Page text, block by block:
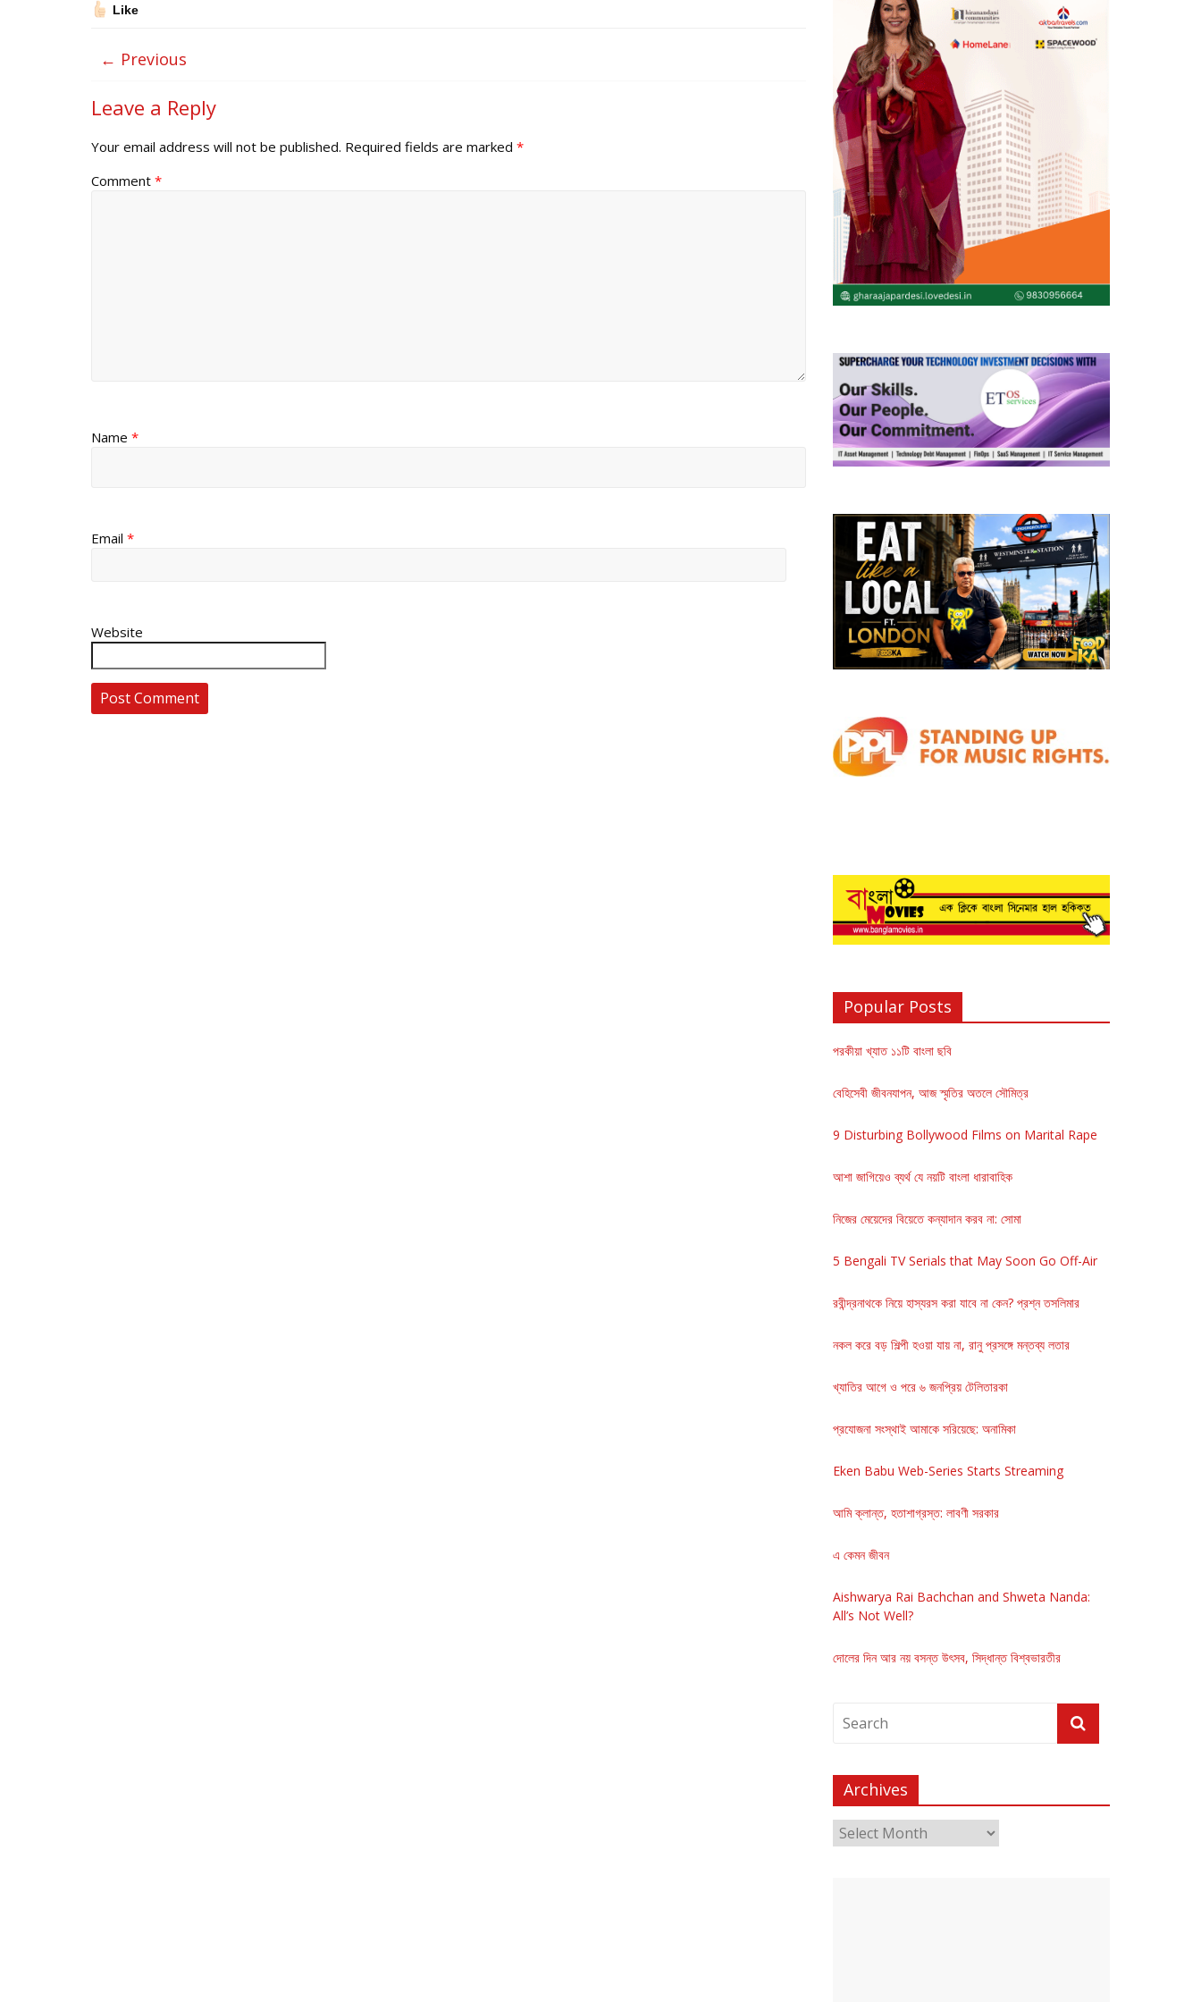
Like
← Previous
Leave a Reply
Your email address will not be published. Required fields are marked *
Comment *
Name *
Email *
Website
Popular Posts
পরকীয়া খ্যাত ১১টি বাংলা ছবি
বেহিসেবী জীবনযাপন, আজ স্মৃতির অতলে সৌমিত্র
9 Disturbing Bollywood Films on Marital Rape
আশা জাগিয়েও ব্যর্থ যে নয়টি বাংলা ধারাবাহিক
নিজের মেয়েদের বিয়েতে কন্যাদান করব না: সোমা
5 Bengali TV Serials that May Soon Go Off-Air
রবীন্দ্রনাথকে নিয়ে হাস্যরস করা যাবে না কেন? প্রশ্ন তসলিমার
নকল করে বড় শিল্পী হওয়া যায় না, রানু প্রসঙ্গে মন্তব্য লতার
খ্যাতির আগে ও পরে ৬ জনপ্রিয় টেলিতারকা
প্রযোজনা সংস্থাই আমাকে সরিয়েছে: অনামিকা
Eken Babu Web-Series Starts Streaming
আমি ক্লান্ত, হতাশাগ্রস্ত: লাবণী সরকার
এ কেমন জীবন
Aishwarya Rai Bachchan and Shweta Nanda:
All’s Not Well?
দোলের দিন আর নয় বসন্ত উৎসব, সিদ্ধান্ত বিশ্বভারতীর
Archives